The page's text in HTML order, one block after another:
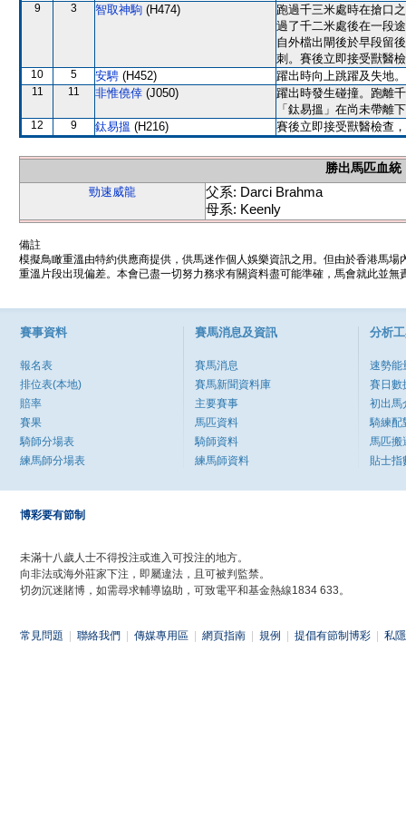
9 3 智取神駒 (H474)
跑過千三米處時在搶口
過了千二米處後在一段
自外檔出閘後於早段留
刺。賽後立即接受獸醫
10 5 安騁 (H452) 躍出時向上跳躍及失地。
11 11 非惟僥倖 (J050)
躍出時發生碰撞。跑離
「鈦易搵」在尚未帶離
12 9 鈦易搵 (H216) 賽後立即接受獸醫檢查
勝出馬匹血統
勁速威龍
父系: Darci Brahma
母系: Keenly
備註
模擬鳥瞰重溫由特約供應商提供，供馬迷作個人娛樂資訊之用。但由於香港馬
重溫片段出現偏差。本會已盡一切努力務求有關資料盡可能準確，馬會就此並
賽事資料
報名表
排位表(本地)
賠率
賽果
騎師分場表
練馬師分場表
賽馬消息及資訊
賽馬消息
賽馬新聞資料庫
主要賽事
馬匹資料
騎師資料
練馬師資料
分析
速勢能
賽日數
初出馬
騎練配
馬匹搬
貼士指
博彩要有節制
未滿十八歲人士不得投注或進入可投注的地方。
向非法或海外莊家下注，即屬違法，且可被判監禁。
切勿沉迷賭博，如需尋求輔導協助，可致電平和基金熱線1834 633。
常見問題 聯絡我們 傳媒專用區 網頁指南 規例 提倡有節制博彩 私